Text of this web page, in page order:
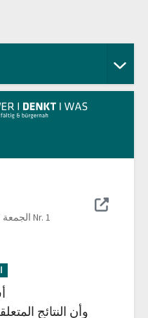
الجمعة ١٢ ديسمبر ٢٠٢٥ ١٥:٥٧ Nr. 1